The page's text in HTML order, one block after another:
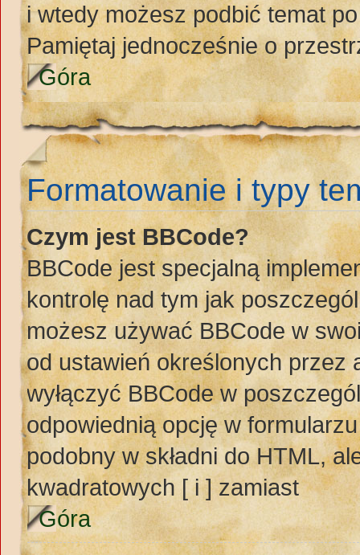
i wtedy możesz podbić temat
Pamiętaj jednocześnie o
Góra
Formatowanie i typy
Czym jest BBCode?
BBCode jest specjalną
kontrolę nad tym jak
możesz używać BBCode w
od ustawień określonych przez
wyłączyć BBCode w
odpowiednią opcję w
podobny w składni do HTML,
kwadratowych [ i ] zamiast
Góra